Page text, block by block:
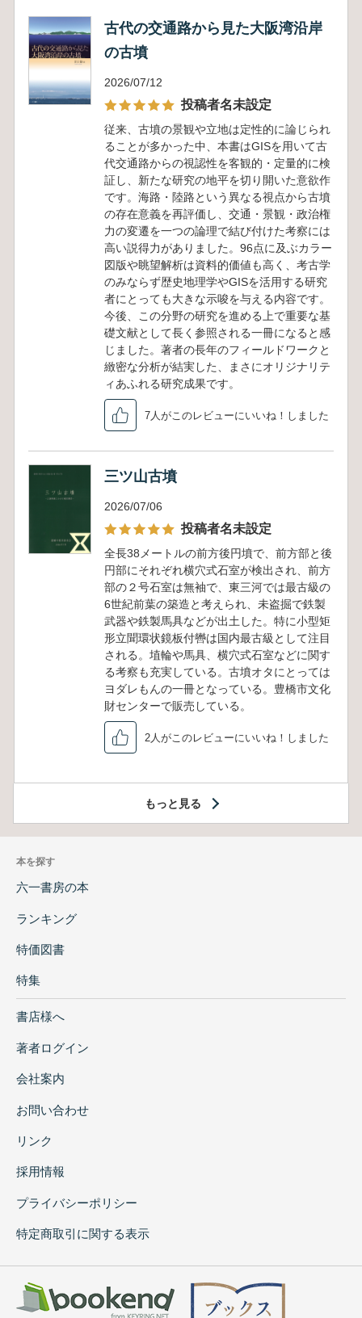
古代の交通路から見た大阪湾沿岸
の古墳
2026/07/12
投稿者名未設定
従来、古墳の景観や立地は定性的に論じられ
ることが多かった中、本書はGISを用いて古
代交通路からの視認性を客観的・定量的に検
証し、新たな研究の地平を切り開いた意欲作
です。海路・陸路という異なる視点から古墳
の存在意義を再評価し、交通・景観・政治権
力の変遷を一つの論理で結び付けた考察には
高い説得力がありました。96点に及ぶカラー
図版や眺望解析は資料的価値も高く、考古学
のみならず歴史地理学やGISを活用する研究
者にとっても大きな示唆を与える内容です。
今後、この分野の研究を進める上で重要な基
礎文献として長く参照される一冊になると感
じました。著者の長年のフィールドワークと
緻密な分析が結実した、まさにオリジナリテ
ィあふれる研究成果です。
7人がこのレビューにいいね！しました
三ツ山古墳
2026/07/06
投稿者名未設定
全長38メートルの前方後円墳で、前方部と後
円部にそれぞれ横穴式石室が検出され、前方
部の２号石室は無袖で、東三河では最古級の
6世紀前葉の築造と考えられ、未盗掘で鉄製
武器や鉄製馬具などが出土した。特に小型矩
形立聞環状鏡板付轡は国内最古級として注目
される。埴輪や馬具、横穴式石室などに関す
る考察も充実している。古墳オタにとっては
ヨダレもんの一冊となっている。豊橋市文化
財センターで販売している。
2人がこのレビューにいいね！しました
もっと見る
本を探す
六一書房の本
ランキング
特価図書
特集
書店様へ
著者ログイン
会社案内
お問い合わせ
リンク
採用情報
プライバシーポリシー
特定商取引に関する表示